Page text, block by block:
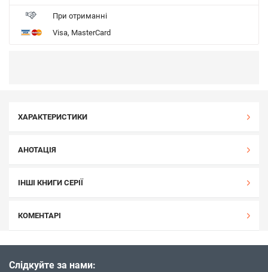
При отриманні
Visa, MasterCard
ХАРАКТЕРИСТИКИ
АНОТАЦІЯ
ІНШІ КНИГИ СЕРІЇ
КОМЕНТАРІ
Слідкуйте за нами: